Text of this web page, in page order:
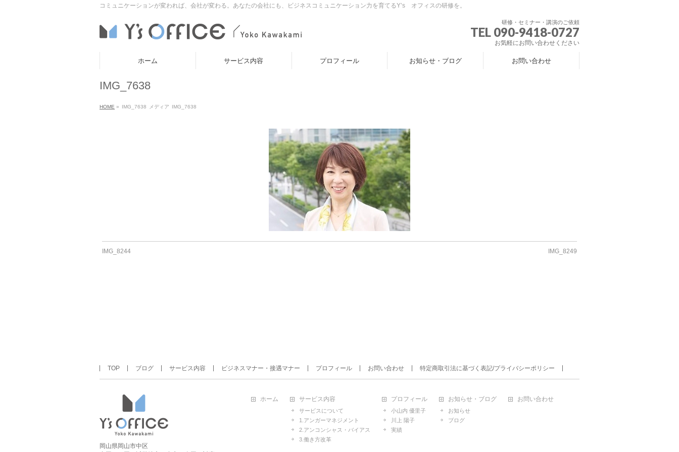
コミュニケーションが変われば、会社が変わる。あなたの会社にも、ビジネスコミュニケーション力を育てるY’s オフィスの研修を。
研修・セミナー・講演のご依頼
TEL 090-9418-0727
お気軽にお問い合わせください
ホーム サービス内容 プロフィール お知らせ・ブログ お問い合わせ
IMG_7638
HOME » IMG_7638 メディア IMG_7638
IMG_8244 IMG_8249
TOP ブログ サービス内容 ビジネスマナー・接遇マナー プロフィール お問い合わせ 特定商取引法に基づく表記/プライバシーポリシー
岡山県岡山市中区
ホーム サービス内容
サービスについて
1.アンガーマネジメント
2.アンコンシャス・バイアス
3.働き方改革
プロフィール
小山内 優里子
川上 陽子
実績
お知らせ・ブログ
お知らせ
ブログ
お問い合わせ